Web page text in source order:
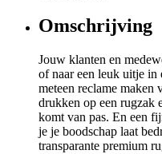
Omschrijving
Jouw klanten en
of naar een leuk uitje in
meteen reclame
drukken op een rugzak
komt van pas. En een
je je boodschap laat
transparante premium